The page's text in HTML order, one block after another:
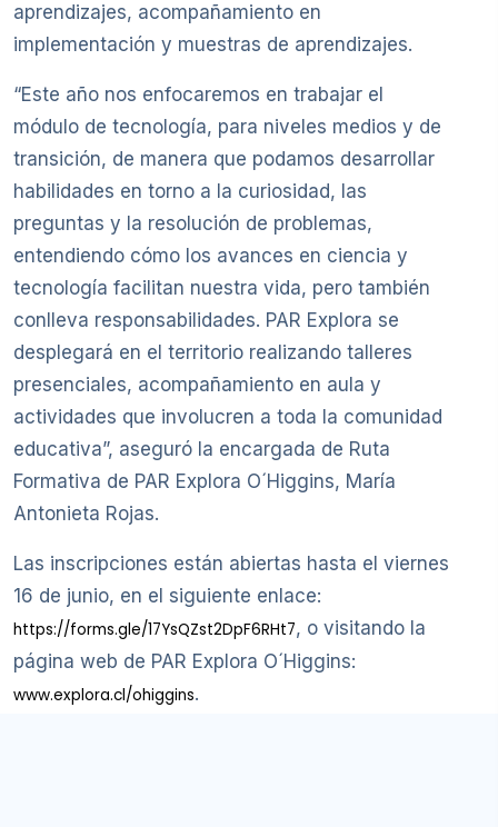
aprendizajes, acompañamiento en
implementación y muestras de aprendizajes.
“Este año nos enfocaremos en trabajar el
módulo de tecnología, para niveles medios y de
transición, de manera que podamos desarrollar
habilidades en torno a la curiosidad, las
preguntas y la resolución de problemas,
entendiendo cómo los avances en ciencia y
tecnología facilitan nuestra vida, pero también
conlleva responsabilidades. PAR Explora se
desplegará en el territorio realizando talleres
presenciales, acompañamiento en aula y
actividades que involucren a toda la comunidad
educativa”, aseguró la encargada de Ruta
Formativa de PAR Explora O´Higgins, María
Antonieta Rojas.
Las inscripciones están abiertas hasta el viernes
16 de junio, en el siguiente enlace:
https://forms.gle/17YsQZst2DpF6RHt7, o visitando la
página web de PAR Explora O´Higgins:
www.explora.cl/ohiggins.